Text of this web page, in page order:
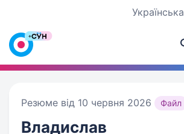
Українська
Резюме від 10 червня 2026 Файл
Владислав